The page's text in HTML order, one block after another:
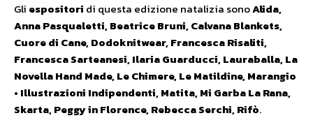
Gli espositori di questa edizione natalizia sonoAlida,
Anna Pasqualetti, Beatrice Bruni, Calvana Blankets,
Cuore di Cane, Dodoknitwear, Francesca Risaliti,
Francesca Sarteanesi, Ilaria Guarducci, Lauraballa, La
Novella Hand Made, Le Chimere, Le Matildine, Marangio
• Illustrazioni Indipendenti, Matita, Mi Garba La Rana,
Skarta, Peggy in Florence, Rebecca Serchi, Rifò.